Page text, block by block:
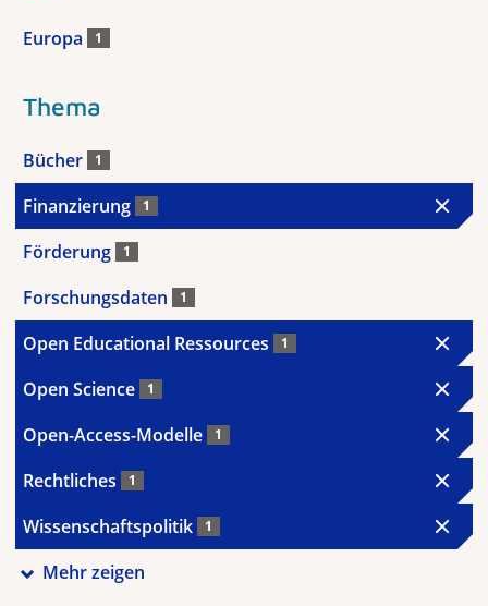
Europa 1
Thema
Bücher 1
Finanzierung 1
Förderung 1
Forschungsdaten 1
Open Educational Ressources 1
Open Science 1
Open-Access-Modelle 1
Rechtliches 1
Wissenschaftspolitik 1
Mehr zeigen